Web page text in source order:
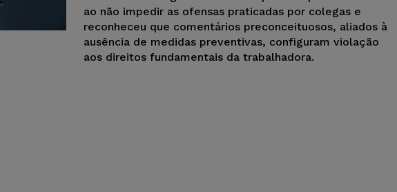
ao não impedir as ofensas praticadas por colegas e
reconheceu que comentários preconceituosos, aliados à
ausência de medidas preventivas, configuram violação
aos direitos fundamentais da trabalhadora.